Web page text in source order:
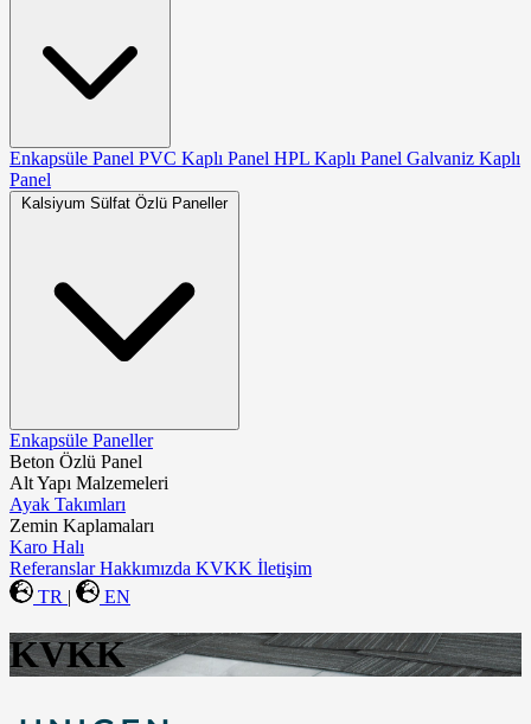
Enkapsüle Panel PVC Kaplı Panel HPL Kaplı Panel Galvaniz Kaplı
Panel
Kalsiyum Sülfat Özlü Paneller
Enkapsüle Paneller
Beton Özlü Panel
Alt Yapı Malzemeleri
Ayak Takımları
Zemin Kaplamaları
Karo Halı
ReferanslarHakkımızda KVKK İletişim
TR | EN
KVKK